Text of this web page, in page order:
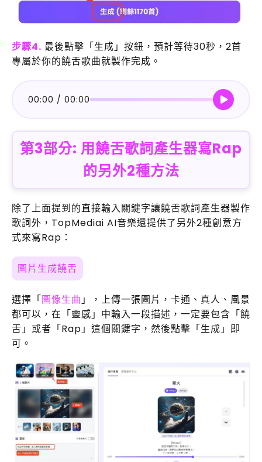
步驟4. 最後點擊「生成」按鈕，預計等待30秒，2首
專屬於你的饒舌歌曲就製作完成。
00:00 / 00:00
第3部分: 用饒舌歌詞產生器寫Rap
的另外2種方法
除了上面提到的直接輸入關鍵字讓饒舌歌詞產生器製作
歌詞外，TopMediai AI音樂還提供了另外2種創意方
式來寫Rap：
圖片生成饒舌
選擇「圖像生曲 」，上傳一張圖片，卡通、真人、風景
都可以，在「靈感」中輸入一段描述，一定要包含「饒
舌」或者「Rap」這個關鍵字，然後點擊「生成」即
可。